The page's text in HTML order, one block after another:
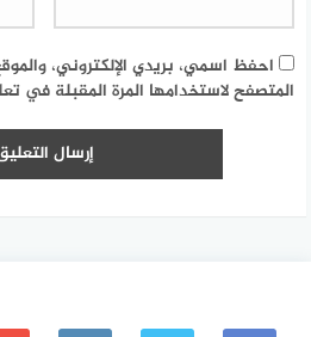
احفظ اسمي، بريدي الإلكتروني،
المتصفح لاستخدامها المرة المقبلة في